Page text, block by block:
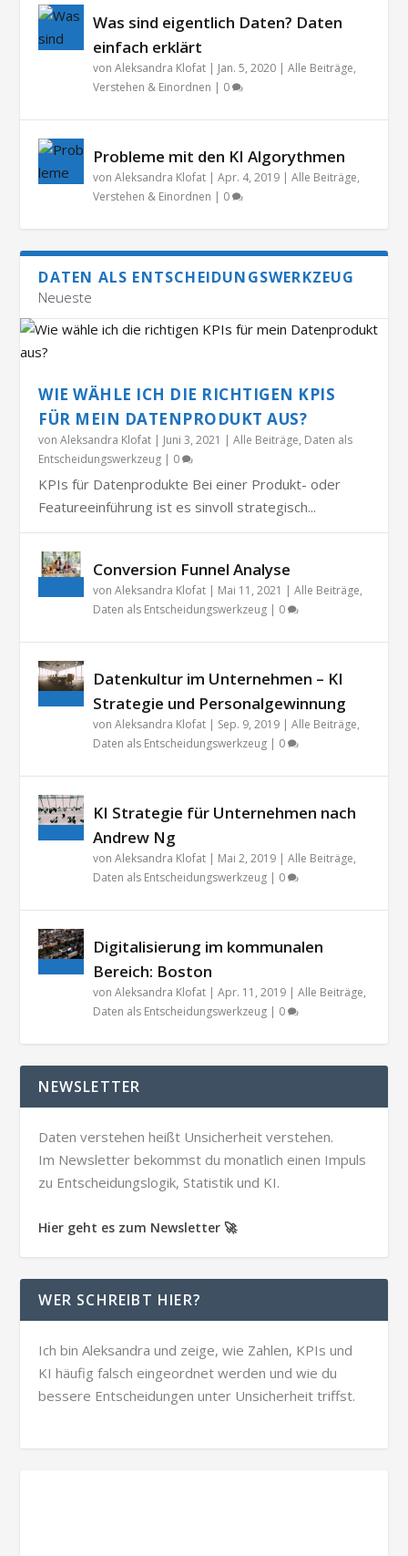
Was sind eigentlich Daten? Daten
einfach erklärt
vonAleksandra Klofat | Jan. 5, 2020 |Alle Beiträge,
Verstehen & Einordnen | 0
Probleme mit den KI Algorythmen
vonAleksandra Klofat |Apr. 4, 2019 |Alle Beiträge,
Verstehen & Einordnen | 0
DATEN ALS ENTSCHEIDUNGSWERKZEUG
Neueste
WIE WÄHLE ICH DIE RICHTIGEN KPIS
FÜR MEIN DATENPRODUKT AUS?
vonAleksandra Klofat | Juni 3, 2021 |Alle Beiträge, Daten als
Entscheidungswerkzeug | 0
KPIs für Datenprodukte Bei einer Produkt- oder
Featureeinführung ist es sinvoll strategisch...
Conversion Funnel Analyse
vonAleksandra Klofat | Mai 11, 2021 |Alle Beiträge,
Daten als Entscheidungswerkzeug | 0
Datenkultur im Unternehmen – KI
Strategie und Personalgewinnung
vonAleksandra Klofat | Sep. 9, 2019 |Alle Beiträge,
Daten als Entscheidungswerkzeug | 0
KI Strategie für Unternehmen nach
Andrew Ng
vonAleksandra Klofat | Mai 2, 2019 |Alle Beiträge,
Daten als Entscheidungswerkzeug | 0
Digitalisierung im kommunalen
Bereich: Boston
vonAleksandra Klofat |Apr. 11, 2019 |Alle Beiträge,
Daten als Entscheidungswerkzeug | 0
NEWSLETTER
Daten verstehen heißt Unsicherheit verstehen.
Im Newsletter bekommst du monatlich einen Impuls
zu Entscheidungslogik, Statistik und KI.
Hier geht es zum Newsletter 🚀
WER SCHREIBT HIER?
Ich bin Aleksandra und zeige, wie Zahlen, KPIs und
KI häufig falsch eingeordnet werden und wie du
bessere Entscheidungen unter Unsicherheit triffst.